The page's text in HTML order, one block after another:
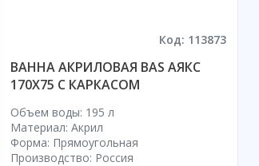
Код: 113873
ВАННА АКРИЛОВАЯ BAS АЯКС
170X75 С КАРКАСОМ
Объем воды: 195 л
Материал: Акрил
Форма: Прямоугольная
Производство: Россия